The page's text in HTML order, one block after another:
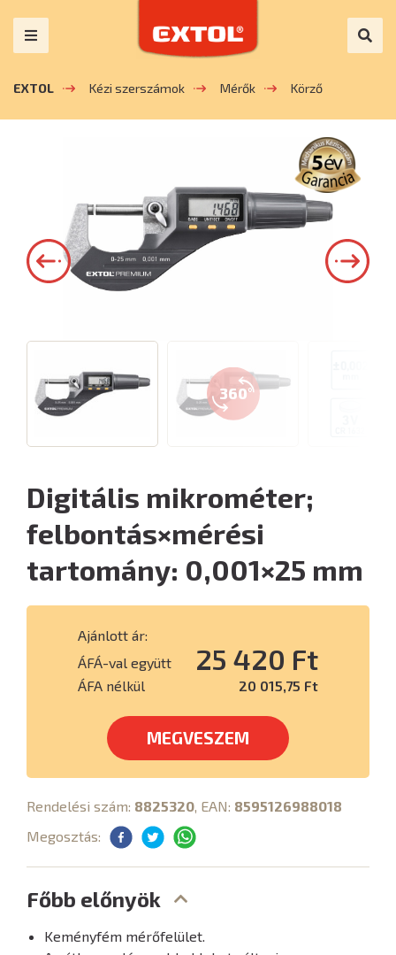
EXTOL Kézi szerszámok Mérők Körző
360°
Digitális mikrométer;
felbontás×mérési
tartomány: 0,001×25 mm
Ajánlott ár:
ÁFÁ-val együtt
25 420 Ft
ÁFA nélkül 20 015,75 Ft
MEGVESZEM
Rendelési szám: 8825320, EAN: 8595126988018
Megosztás:
Főbb előnyök
Keményfém mérőfelület.